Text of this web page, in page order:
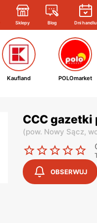
Sklepy Blog Dni handlu
Kaufland POLOmarket
CCC
(pow. Nowy Sącz,
OBSERWUJ